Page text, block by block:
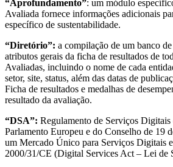
“Aprofundamento”: um módulo
Avaliada fornece informações adicionais
específico de sustentabilidade.
“Diretório”: a compilação de um banco
atributos gerais da ficha de resultados de
Avaliadas, incluindo o nome de cada
setor, site, status, além das datas de
Ficha de resultados e medalhas de
resultado da avaliação.
“DSA”: Regulamento de Serviços
Parlamento Europeu e do Conselho de 19
um Mercado Único para Serviços Digitais
2000/31/CE (Digital Services Act – Lei de